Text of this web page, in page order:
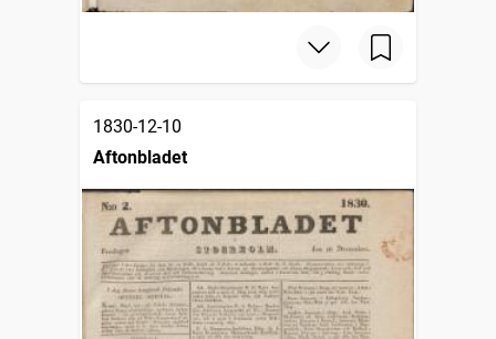
1830-12-10
Aftonbladet